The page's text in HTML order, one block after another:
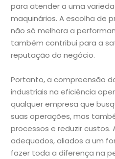
para atender a uma
maquinários. A escolha de
não só melhora a
também contribui para a
reputação do negócio.
Portanto, a compreensão
industriais na eficiência
qualquer empresa que
suas operações, mas
processos e reduzir custos.
adequados, aliados a um
fazer toda a diferença na